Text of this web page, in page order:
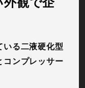
る二液硬化型
コンプレッサー